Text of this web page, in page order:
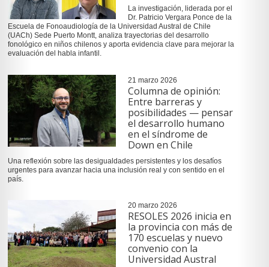
La investigación, liderada por el
Dr. Patricio Vergara Ponce de la
Escuela de Fonoaudiología de la Universidad Austral de Chile
(UACh) Sede Puerto Montt, analiza trayectorias del desarrollo
fonológico en niños chilenos y aporta evidencia clave para mejorar la
evaluación del habla infantil.
21 marzo 2026
Columna de opinión:
Entre barreras y
posibilidades — pensar
el desarrollo humano
en el síndrome de
Down en Chile
Una reflexión sobre las desigualdades persistentes y los desafíos
urgentes para avanzar hacia una inclusión real y con sentido en el
país.
20 marzo 2026
RESOLES 2026 inicia en
la provincia con más de
170 escuelas y nuevo
convenio con la
Universidad Austral